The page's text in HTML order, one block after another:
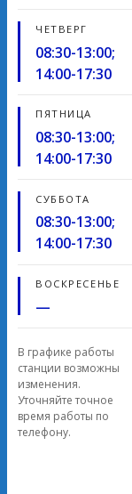
ЧЕТВЕРГ
08:30-13:00;
14:00-17:30
ПЯТНИЦА
08:30-13:00;
14:00-17:30
СУББОТА
08:30-13:00;
14:00-17:30
ВОСКРЕСЕНЬЕ
—
В графике работы
станции возможны
изменения.
Уточняйте точное
время работы по
телефону.